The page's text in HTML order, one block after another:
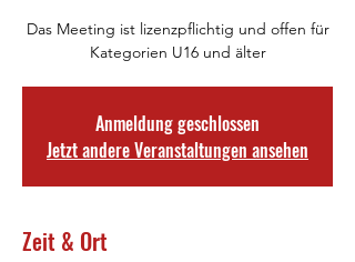
Das Meeting ist lizenzpflichtig und offen für
Kategorien U16 und älter
Anmeldung geschlossen
Jetzt andere Veranstaltungen ansehen
Zeit & Ort